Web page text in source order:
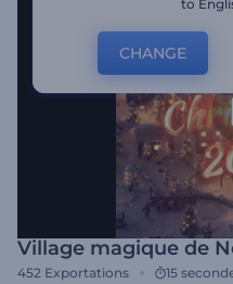
Village magique de
452 Exportations 15
to
CHANGE